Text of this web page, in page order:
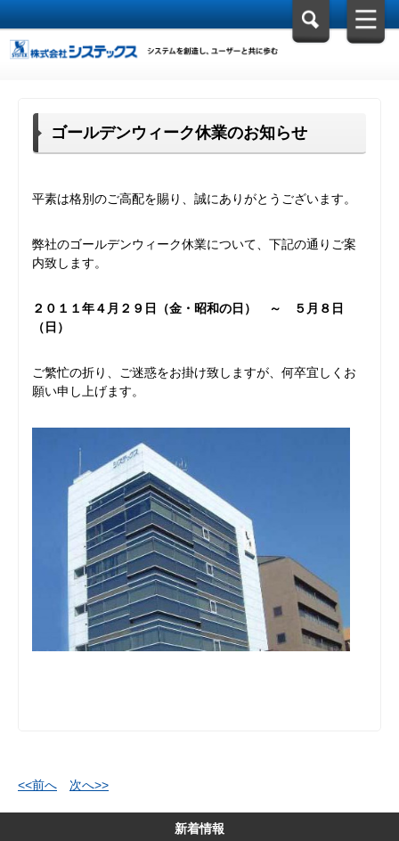
ゴールデンウィーク休業のお知らせ
平素は格別のご高配を賜り、誠にありがとうございます。
弊社のゴールデンウィーク休業について、下記の通りご案
内致します。
２０１１年４月２９日（金・昭和の日） ～ ５月８日
（日）
ご繁忙の折り、ご迷惑をお掛け致しますが、何卒宜しくお
願い申し上げます。
<<前へ 次へ>>
新着情報